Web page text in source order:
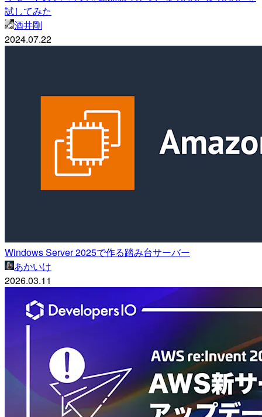
試してみた
酒井剛
2024.07.22
Windows Server 2025で作る踏み台サーバー
あかいけ
2026.03.11